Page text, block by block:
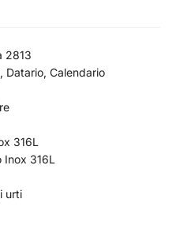
2813
Datario, Calendario
316L
Inox 316L
urti